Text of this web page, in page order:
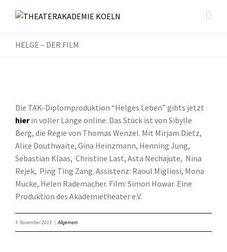
HELGE – DER FILM
Die TAK-Diplomproduktion “Helges Leben” gibts jetzt
hierin voller Länge online. Das Stück ist von Sibylle
Berg, die Regie von Thomas Wenzel. Mit Mirjam Dietz,
Alice Douthwaite, Gina Heinzmann, Henning Jung,
Sebastian Klaas, Christine Last, Asta Nechajute, Nina
Rejek, Ping Ting Zang. Assistenz: Raoul Migliosi, Mona
Mucke, Helen Rademacher. Film: Simon Howar. Eine
Produktion des Akademietheater e.V.
4. November 2013 | Allgemein